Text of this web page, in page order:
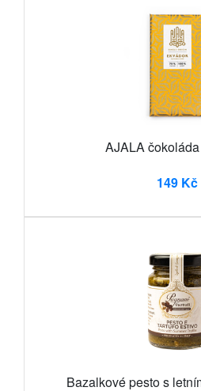
AJALA
149 Kč
Bazalkové pesto s